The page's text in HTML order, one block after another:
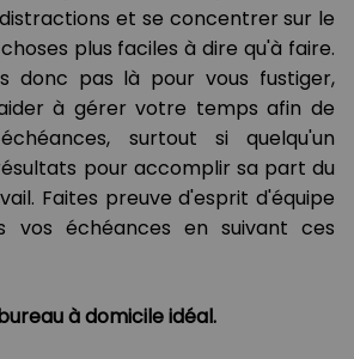
et se concentrer sur le
plus faciles à dire qu'à faire.
donc pas là pour vous fustiger,
à gérer votre temps afin de
surtout si quelqu'un
pour accomplir sa part du
Faites preuve d'esprit d'équipe
échéances en suivant ces
à domicile idéal.